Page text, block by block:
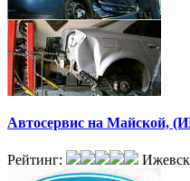
Автосервис на Майской,
Рейтинг: